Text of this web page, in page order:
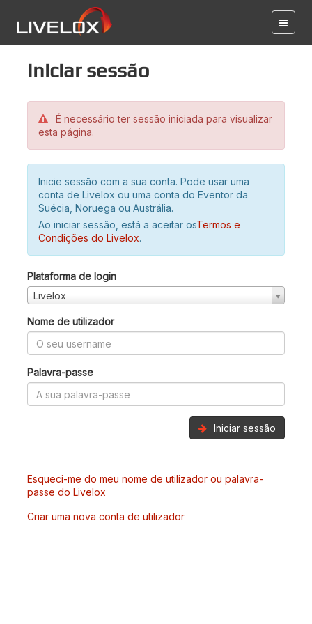
Iniciar sessão
É necessário ter sessão iniciada para visualizar
esta página.
Inicie sessão com a sua conta. Pode usar uma
conta de Livelox ou uma conta do Eventor da
Suécia, Noruega ou Austrália.
Ao iniciar sessão, está a aceitar osTermos e
Condições do Livelox.
Plataforma de login
Livelox
Nome de utilizador
Palavra-passe
Iniciar sessão
Esqueci-me do meu nome de utilizador ou palavra-
passe do Livelox
Criar uma nova conta de utilizador